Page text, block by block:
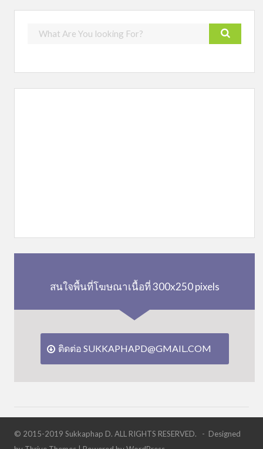
สนใจพื้นที่โฆษณาเนื้อที่ 300x250 pixels
ติดต่อ SUKKAPHAPD@GMAIL.COM
© 2015-2019 Sukkaphap D. ALL RIGHTS RESERVED. - Designed